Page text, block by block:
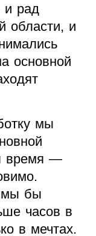
и рад
области, и
основной
мы
время —
мы бы
часов в
в мечтах.